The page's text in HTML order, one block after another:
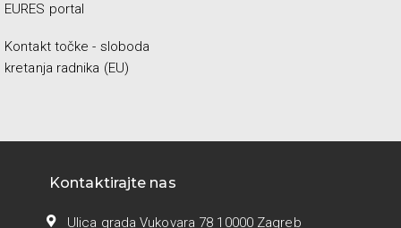
EURES portal
Kontakt točke - sloboda
kretanja radnika (EU)
Kontaktirajte nas
Ulica grada Vukovara 78 10000 Zagreb